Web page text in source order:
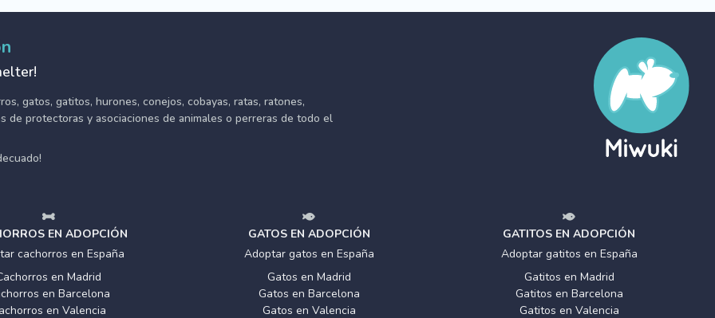
gatos, gatitos, hurones, conejos, cobayas, ratas, ratones,
de protectoras y asociaciones de animales o perreras de todo el
EN ADOPCIÓN
cachorros en España
en Madrid
en Barcelona
en Valencia
GATOS EN ADOPCIÓN
Adoptar gatos en España
Gatos en Madrid
Gatos en Barcelona
Gatos en Valencia
GATITOS EN ADOPCIÓN
Adoptar gatitos en España
Gatitos en Madrid
Gatitos en Barcelona
Gatitos en Valencia